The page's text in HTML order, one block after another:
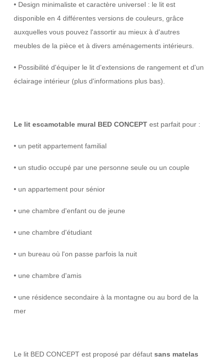
• Design minimaliste et caractère universel : le lit est
disponible en 4 différentes versions de couleurs, grâce
auxquelles vous pouvez l'assortir au mieux à d'autres
meubles de la pièce et à divers aménagements intérieurs.
• Possibilité d'équiper le lit d'extensions de rangement et d'un
éclairage intérieur (plus d'informations plus bas).
Le lit escamotable mural BED CONCEPT est parfait pour :
• un petit appartement familial
• un studio occupé par une personne seule ou un couple
• un appartement pour sénior
• une chambre d'enfant ou de jeune
• une chambre d'étudiant
• un bureau où l'on passe parfois la nuit
• une chambre d'amis
• une résidence secondaire à la montagne ou au bord de la
mer
Le lit BED CONCEPT est proposé par défaut sans matelas